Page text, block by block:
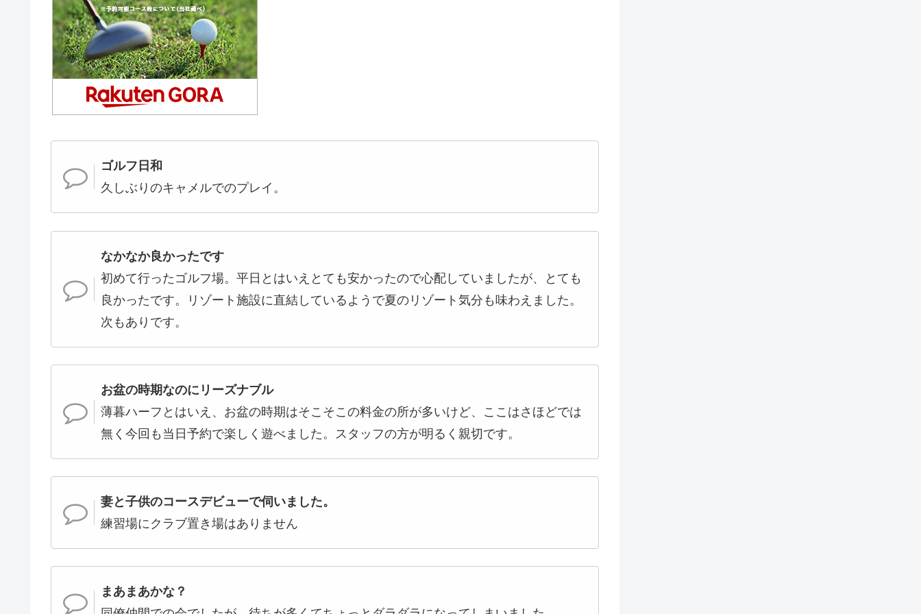
ゴルフ日和
久しぶりのキャメルでのプレイ。
なかなか良かったです
初めて行ったゴルフ場。平日とはいえとても安かったので心配していましたが、とても
良かったです。リゾート施設に直結しているようで夏のリゾート気分も味わえました。
次もありです。
お盆の時期なのにリーズナブル
薄暮ハーフとはいえ、お盆の時期はそこそこの料金の所が多いけど、ここはさほどでは
無く今回も当日予約で楽しく遊べました。スタッフの方が明るく親切です。
妻と子供のコースデビューで伺いました。
練習場にクラブ置き場はありません
まあまあかな？